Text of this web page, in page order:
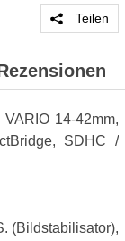
Teilen
14-42mm,
SDHC /
(Bildstabilisator),